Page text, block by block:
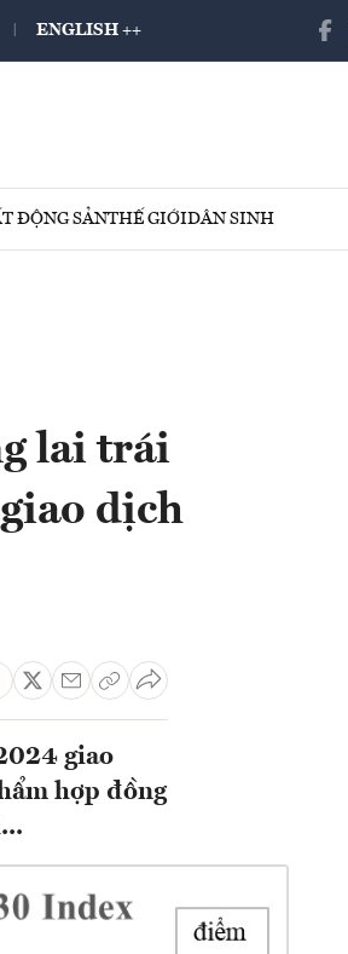
ENGLISH ++
ĐỘNG SẢNTHẾ GIỚIDÂN SINH
lai trái
dịch
giao
hợp đồng